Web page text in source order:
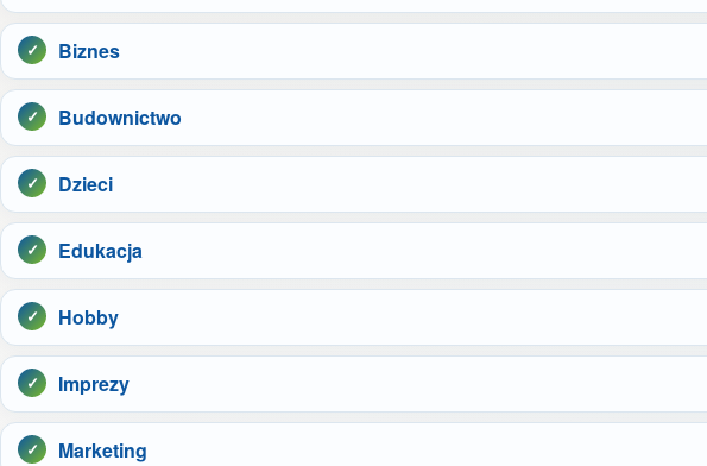
Biznes
Budownictwo
Dzieci
Edukacja
Hobby
Imprezy
Marketing